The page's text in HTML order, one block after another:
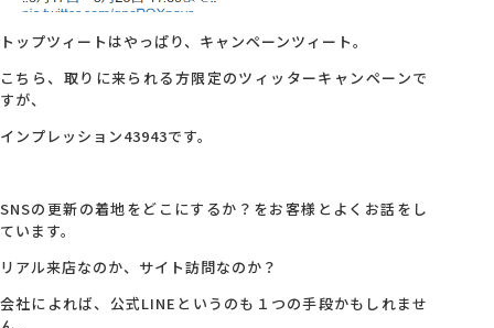
トップツィートはやっぱり、キャンペーンツィート。
こちら、取りに来られる方限定のツィッターキャンペーンで
すが、
インプレッション43943です。
SNSの更新の着地をどこにするか？をお客様とよくお話をし
ています。
リアル来店なのか、サイト訪問なのか？
会社によれば、公式LINEというのも１つの手段かもしれませ